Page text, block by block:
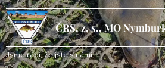
ČRS, z. s., MO
Jsme rádi, že jste s námi...